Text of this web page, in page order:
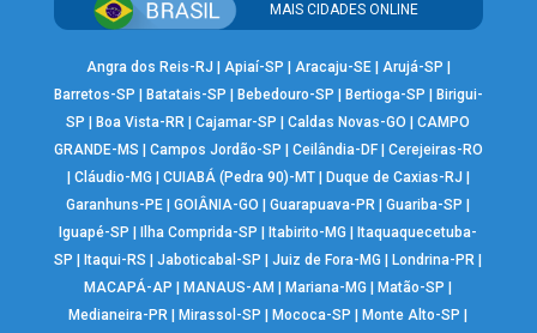
MAIS CIDADES ONLINE
Angra dos Reis-RJ Apiaí-SP Aracaju-SE| Arujá-SP
Barretos-SP
Batatais-SP Bebedouro-SP Bertioga-SP
Birigui-
SP
Boa Vista-RR |Cajamar-SP |Caldas Novas-GO |CAMPO
GRANDE-MS
Campos Jordão-SP Ceilândia-DF| Cerejeiras-RO
Cláudio-MG CUIABÁ (Pedra 90)-MT| Duque de Caxias-RJ
Garanhuns-PE |GOIÂNIA-GO |Guarapuava-PR |Guariba-SP
Iguapé-SP
Ilha Comprida-SP Itabirito-MG
Itaquaquecetuba-
SP
Itaqui-RS |Jaboticabal-SP |Juiz de Fora-MG Londrina-PR
MACAPÁ-AP
MANAUS-AM Mariana-MG Matão-SP
Medianeira-PR
Mirassol-SP Mococa-SP Monte Alto-SP